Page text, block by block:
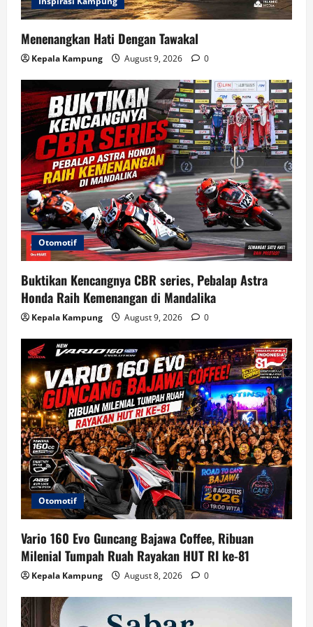
Menenangkan Hati Dengan Tawakal
Kepala Kampung August 9, 2026 0
Otomotif
Buktikan Kencangnya CBR series, Pebalap Astra
Honda Raih Kemenangan di Mandalika
Kepala Kampung August 9, 2026 0
Otomotif
Vario 160 Evo Guncang Bajawa Coffee, Ribuan
Milenial Tumpah Ruah Rayakan HUT RI ke-81
Kepala Kampung August 8, 2026 0